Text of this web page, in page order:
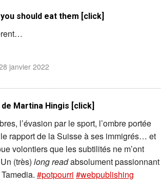
should eat them [click]
janvier 2022
Martina Hingis [click]
l’évasion par le sport, l’ombre portée
rapport de la Suisse à ses immigrés… et
volontiers que les subtilités ne m’ont
(très) long readabsolument passionnant
#potpourri #webpublishing